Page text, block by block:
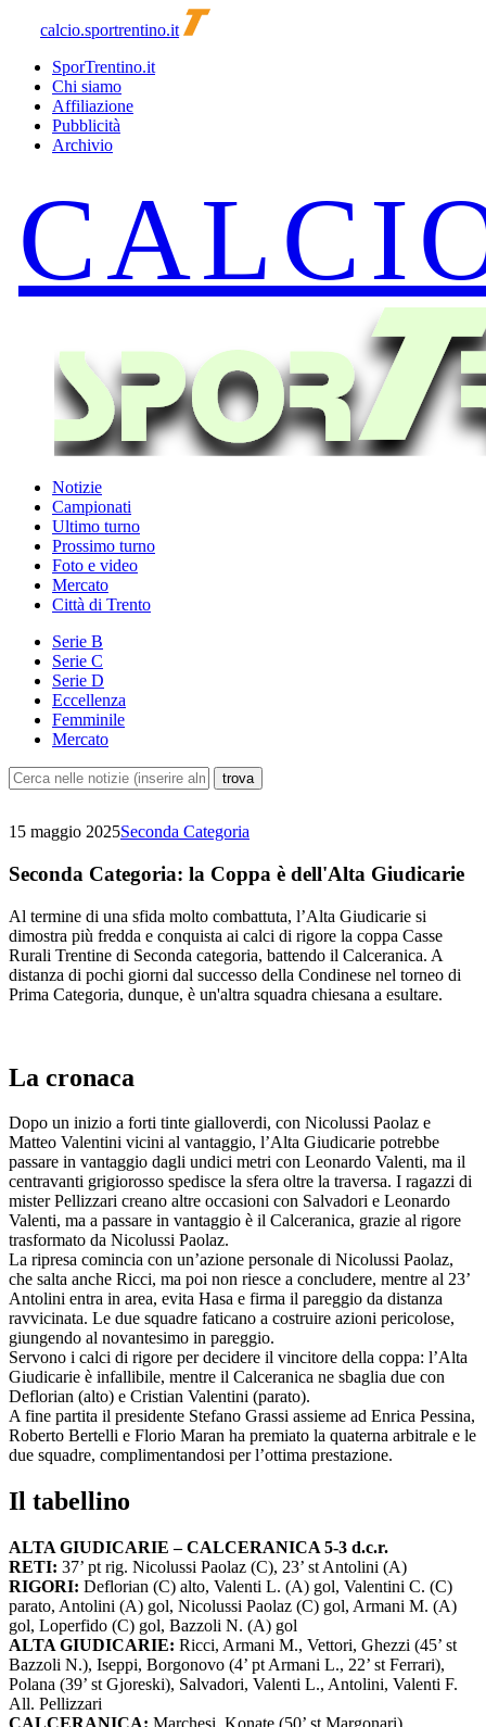
calcio.sportrentino.it
SporTrentino.it
Chi siamo
Affiliazione
Pubblicità
Archivio
Notizie
Campionati
Ultimo turno
Prossimo turno
Foto e video
Mercato
Città di Trento
Serie B
Serie C
Serie D
Eccellenza
Femminile
Mercato
15 maggio 2025Seconda Categoria
Seconda Categoria: la Coppa è dell'Alta Giudicarie
Al termine di una sfida molto combattuta, l’Alta Giudicarie si
dimostra più fredda e conquista ai calci di rigore la coppa Casse
Rurali Trentine di Seconda categoria, battendo il Calceranica. A
distanza di pochi giorni dal successo della Condinese nel torneo di
Prima Categoria, dunque, è un'altra squadra chiesana a esultare.
La cronaca
Dopo un inizio a forti tinte gialloverdi, con Nicolussi Paolaz e
Matteo Valentini vicini al vantaggio, l’Alta Giudicarie potrebbe
passare in vantaggio dagli undici metri con Leonardo Valenti, ma il
centravanti grigiorosso spedisce la sfera oltre la traversa. I ragazzi di
mister Pellizzari creano altre occasioni con Salvadori e Leonardo
Valenti, ma a passare in vantaggio è il Calceranica, grazie al rigore
trasformato da Nicolussi Paolaz.
La ripresa comincia con un’azione personale di Nicolussi Paolaz,
che salta anche Ricci, ma poi non riesce a concludere, mentre al 23’
Antolini entra in area, evita Hasa e firma il pareggio da distanza
ravvicinata. Le due squadre faticano a costruire azioni pericolose,
giungendo al novantesimo in pareggio.
Servono i calci di rigore per decidere il vincitore della coppa: l’Alta
Giudicarie è infallibile, mentre il Calceranica ne sbaglia due con
Deflorian (alto) e Cristian Valentini (parato).
A fine partita il presidente Stefano Grassi assieme ad Enrica Pessina,
Roberto Bertelli e Florio Maran ha premiato la quaterna arbitrale e le
due squadre, complimentandosi per l’ottima prestazione.
Il tabellino
ALTA GIUDICARIE – CALCERANICA 5-3 d.c.r.
RETI: 37’ pt rig. Nicolussi Paolaz (C), 23’ st Antolini (A)
RIGORI: Deflorian (C) alto, Valenti L. (A) gol, Valentini C. (C)
parato, Antolini (A) gol, Nicolussi Paolaz (C) gol, Armani M. (A)
gol, Loperfido (C) gol, Bazzoli N. (A) gol
ALTA GIUDICARIE: Ricci, Armani M., Vettori, Ghezzi (45’ st
Bazzoli N.), Iseppi, Borgonovo (4’ pt Armani L., 22’ st Ferrari),
Polana (39’ st Gjoreski), Salvadori, Valenti L., Antolini, Valenti F.
All. Pellizzari